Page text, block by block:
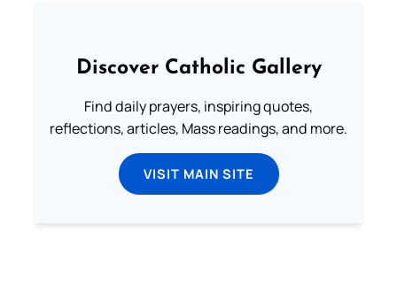
Discover Catholic Gallery
Find daily prayers, inspiring quotes,
reflections, articles, Mass readings, and more.
VISIT MAIN SITE